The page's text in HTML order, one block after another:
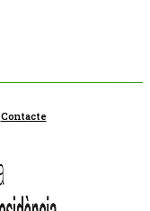
Contacte